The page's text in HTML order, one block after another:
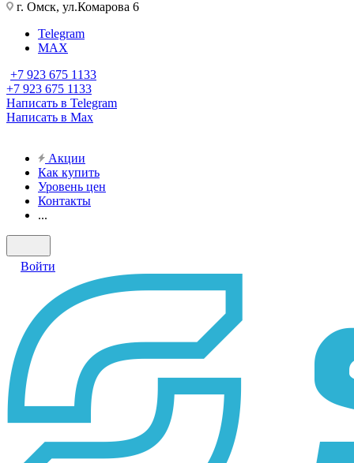
г. Омск, ул.Комарова 6
Telegram
MAX
+7 923 675 1133
+7 923 675 1133
Написать в Telegram
Написать в Max
Акции
Как купить
Уровень цен
Контакты
...
Войти